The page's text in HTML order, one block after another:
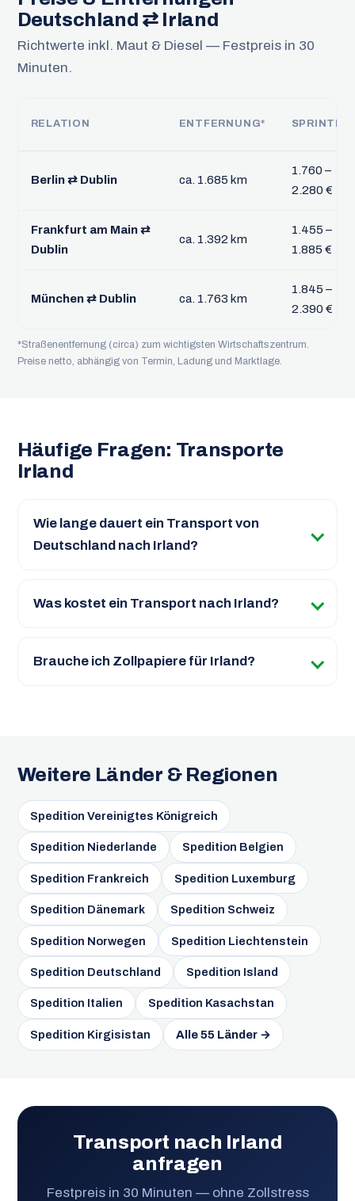
Deutschland ⇄ Irland
Richtwerte inkl. Maut & Diesel — Festpreis in 30
Minuten.
RELATION ENTFERNUNG* SPRINTER
Berlin ⇄ Dublin ca. 1.685 km
1.760 –
2.280 €
Frankfurt am Main ⇄
Dublin
ca. 1.392 km
1.455 –
1.885 €
München ⇄ Dublin ca. 1.763 km
1.845 –
2.390 €
*Straßenentfernung (circa) zum wichtigsten Wirtschaftszentrum.
Preise netto, abhängig von Termin, Ladung und Marktlage.
Häufige Fragen: Transporte
Irland
Wie lange dauert ein Transport von
Deutschland nach Irland?
Was kostet ein Transport nach Irland?
Brauche ich Zollpapiere für Irland?
Weitere Länder & Regionen
Spedition Vereinigtes Königreich
Spedition Niederlande Spedition Belgien
Spedition Frankreich Spedition Luxemburg
Spedition Dänemark Spedition Schweiz
Spedition Norwegen Spedition Liechtenstein
Spedition Deutschland Spedition Island
Spedition Italien Spedition Kasachstan
Spedition Kirgisistan Alle 55 Länder →
Transport nach Irland
anfragen
Festpreis in 30 Minuten — ohne Zollstress